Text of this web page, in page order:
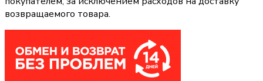
возвращаемого товара.